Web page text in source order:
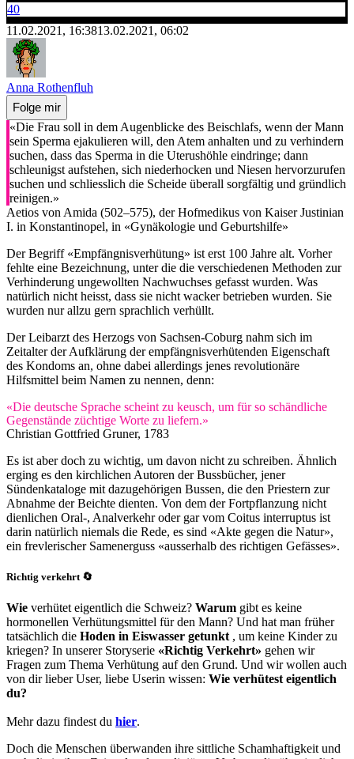
40
11.02.2021, 16:3813.02.2021, 06:02
Anna Rothenfluh
Folge mir
«Die Frau soll in dem Augenblicke des Beischlafs, wenn der Mann
sein Sperma ejakulieren will, den Atem anhalten und zu verhindern
suchen, dass das Sperma in die Uterushöhle eindringe; dann
schleunigst aufstehen, sich niederhocken und Niesen hervorzurufen
suchen und schliesslich die Scheide überall sorgfältig und gründlich
reinigen.»
Aetios von Amida (502–575), der Hofmedikus von Kaiser Justinian
I. in Konstantinopel, in «Gynäkologie und Geburtshilfe»
Der Begriff «Empfängnisverhütung» ist erst 100 Jahre alt. Vorher
fehlte eine Bezeichnung, unter die die verschiedenen Methoden zur
Verhinderung ungewollten Nachwuchses gefasst wurden. Was
natürlich nicht heisst, dass sie nicht wacker betrieben wurden. Sie
wurden nur allzu gern sprachlich verhüllt.
Der Leibarzt des Herzogs von Sachsen-Coburg nahm sich im
Zeitalter der Aufklärung der empfängnisverhütenden Eigenschaft
des Kondoms an, ohne dabei allerdings jenes revolutionäre
Hilfsmittel beim Namen zu nennen, denn:
«Die deutsche Sprache scheint zu keusch, um für so schändliche
Gegenstände züchtige Worte zu liefern.»
Christian Gottfried Gruner, 1783
Es ist aber doch zu wichtig, um davon nicht zu schreiben. Ähnlich
erging es den kirchlichen Autoren der Bussbücher, jener
Sündenkataloge mit dazugehörigen Bussen, die den Priestern zur
Abnahme der Beichte dienten. Von dem der Fortpflanzung nicht
dienlichen Oral-, Analverkehr oder gar vom Coitus interruptus ist
darin natürlich niemals die Rede, es sind «Akte gegen die Natur»,
ein frevlerischer Samenerguss «ausserhalb des richtigen Gefässes».
Richtig verkehrt 🔄
Wie verhütet eigentlich die Schweiz? Warum gibt es keine
hormonellen Verhütungsmittel für den Mann? Und hat man früher
tatsächlich die Hoden in Eiswasser getunkt , um keine Kinder zu
kriegen? In unserer Storyserie «Richtig Verkehrt» gehen wir
Fragen zum Thema Verhütung auf den Grund. Und wir wollen auch
von dir lieber User, liebe Userin wissen: Wie verhütest eigentlich
du?
Mehr dazu findest du hier.
Doch die Menschen überwanden ihre sittliche Schamhaftigkeit und